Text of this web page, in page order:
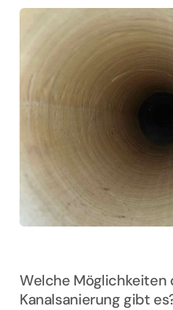
Welche Möglichkeiten
Kanalsanierung gibt